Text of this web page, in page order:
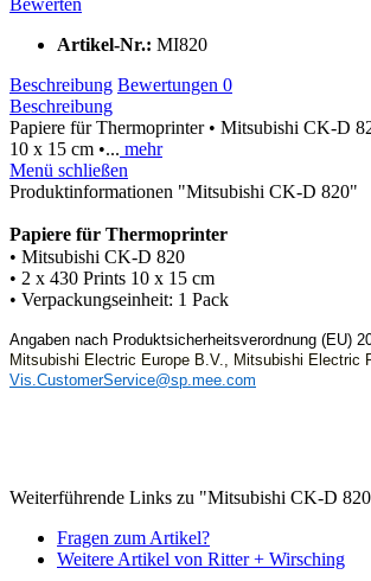
Artikel-Nr.: MI820
Beschreibung Bewertungen 0
Beschreibung
Papiere für Thermoprinter • Mitsubishi CK-D
10 x 15 cm •... mehr
Menü schließen
Produktinformationen "Mitsubishi CK-D 820"
Papiere für Thermoprinter
• Mitsubishi CK-D 820
• 2 x 430 Prints 10 x 15 cm
• Verpackungseinheit: 1 Pack
Angaben nach Produktsicherheitsverordnung (EU)
Mitsubishi Electric Europe B.V., Mitsubishi Electric
Vis.CustomerService@sp.mee.com
Weiterführende Links zu "Mitsubishi CK-D
Fragen zum Artikel?
Weitere Artikel von Ritter + Wirsching